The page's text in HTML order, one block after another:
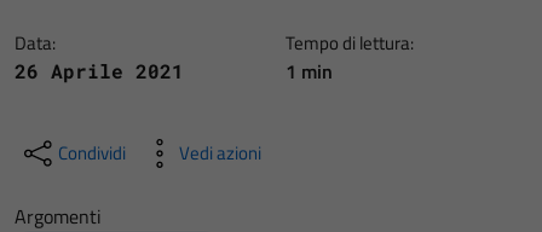
Data:
26 Aprile 2021
Tempo di lettura:
1 min
Condividi Vedi azioni
Argomenti